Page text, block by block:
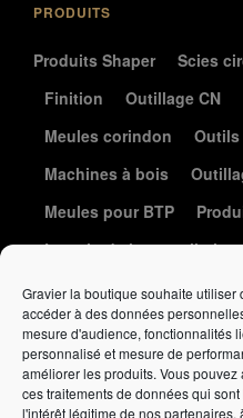
Gravier la boutique souhaite utiliser
accéder à des données
mesure d'audience, fonctionnalités
personnalisé et mesure de
améliorer les produits. Vous
ces traitements de données qui
l'intérêt légitime de nos partenaires,
PRODUITS
Produits Shaper Scies
Finition
Outillage CN
Meules corindon
Outils
Machines à bois
Meules pour BTP
Le coin de la coutellerie